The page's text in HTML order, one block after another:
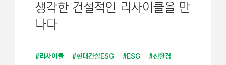
생각한 건설적인 리사이클을 만
나다
#리사이클 #현대건설ESG #ESG
#친환경